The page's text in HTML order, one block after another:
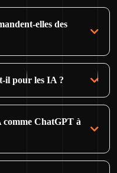
elles des
il pour les IA ?
comme ChatGPT à